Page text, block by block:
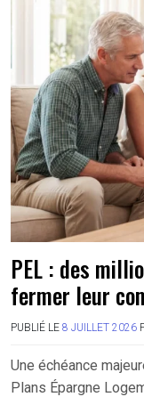
PEL : des
fermer leur
PUBLIÉ LE 8 JUILLET 2026
Une échéance
Plans Épargne